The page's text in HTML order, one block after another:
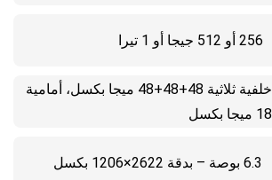
256 أو 512 جيجا أو 1 تيرا
خلفية ثلاثية 48+48+48 ميجا بكسل، أمامية
18 ميجا بكسل
6.3 بوصة – بدقة 2622×1206 بكسل